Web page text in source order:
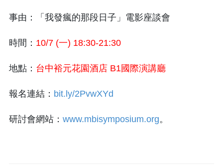
事由：「我發瘋的那段日子」電影座談會
時間： 10/7 (一) 18:30-21:30
地點： 台中裕元花園酒店 B1國際演講廳
報名連結： bit.ly/2PvwXYd
研討會網站： www.mbisymposium.org。